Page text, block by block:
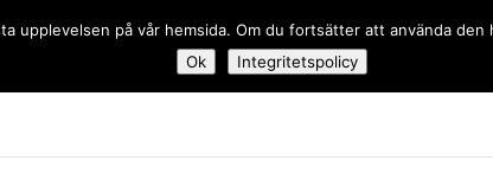
upplevelsen på vår hemsida. Om du fortsätter att använda
Ok
Integritetspolicy